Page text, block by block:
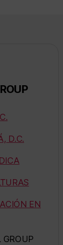
D.C.
EN
GROUP